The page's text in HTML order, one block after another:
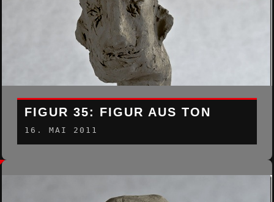
FIGUR 35: FIGUR AUS TON
16. MAI 2011